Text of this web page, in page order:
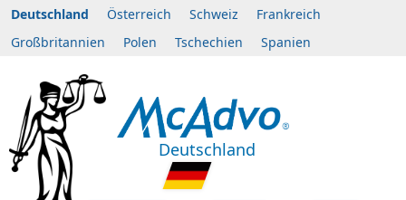
Deutschland Österreich Schweiz
Frankreich
Großbritannien
Polen Tschechien Spanien
Deutschland